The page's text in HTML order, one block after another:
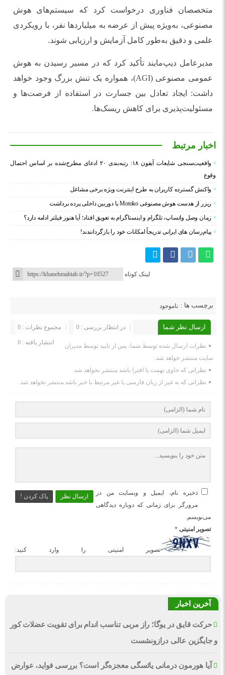
متخصصان فناوری درخواست کرد که سیستم‌های هوش
مصنوعی، به‌ویژه پیش از عرضه به میلیاردها نفر، با رویکردی
علمی و دقیق به‌طور کامل آزمایش و ارزیابی شوند.
مدیرعامل دیپ‌مایند تأکید کرد که در مسیر رسیدن به هوش
عمومی مصنوعی (AGI)، همواره یک تنش بزرگ وجود خواهد
داشت: ایجاد تعادل بین جسارت در استفاده از فرصت‌ها و
مسئولیت‌پذیری برای کاهش ریسک‌ها.
اخبار مرتبط
واقعیت‌سنجی شایعات آیفون ۱۸: رتبه‌بندی ۲۰ ادعای مطرح‌شده بر اساس احتمال
وقوع
واکنش گسترده کاربران به طرح اینترنت ویژه برخی مشاغل
ریزر از هدست هوش مصنوعی Motoko با دوربین داخلی پرده برداشت
زمان وصل واتساپ، تلگرام و اینستاگرام به تعویق افتاد؛ آیا هنوز فیلتر ادامه دارد؟
پیام‌رسان‌ های ایرانی تدریجاً امکانات خود را بازگردانندند!
لینک کوتاه
برچسب ها : ناموجود
ارسال نظر شما مجموع نظرات : 0 در انتظار بررسی : 0
انتشار یافته : 0
نظرات ارسال شده توسط شما، پس از تایید توسط مدیران
سایت منتشر خواهد شد.
نظراتی که حاوی تهمت یا افترا باشد منتشر نخواهد شد.
نظراتی که به غیر از زبان فارسی یا غیر مرتبط با خبر باشد منتشر نخواهد شد.
ارسال نظر پاک کردن !
ذخیره نام، ایمیل و وبسایت من در
مرورگر برای زمانی که دوباره دیدگاهی
می‌نویسم.
تصویر امنیتی *
تصویر امنیتی را وارد کنید:
آخرین اخبار
حرکت قایق در یوگا؛ راز مربی تناسب اندام برای تقویت عضلات کور
و جایگزین عالی درازونشست
آیا هورمون درمانی یائسگی معجزه‌گر است؟ بررسی فواید، عوارض